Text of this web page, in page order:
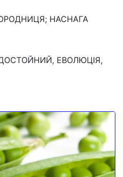
НАСНАГА
ДОСТОЙНИЙ, ЕВОЛЮЦІЯ,